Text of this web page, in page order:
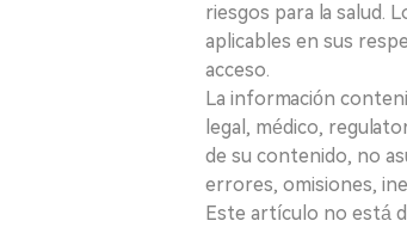
riesgos para la salud.
aplicables en sus
acceso.
La información
legal, médico,
de su contenido, no
errores, omisiones,
Este artículo no está